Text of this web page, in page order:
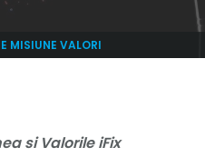
MISIUNE VALORI
si Valorile iFix